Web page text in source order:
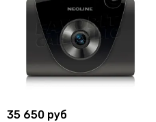
35 650 руб